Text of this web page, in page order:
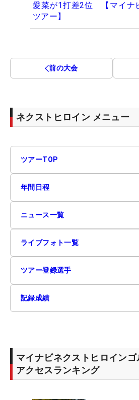
愛菜が1打差2位 【マイナ
ツアー】
前の大会
ネクストヒロイン メニュー
ツアーTOP
年間日程
ニュース一覧
ライブフォト一覧
ツアー登録選手
記録成績
マイナビネクストヒロイン
アクセスランキング